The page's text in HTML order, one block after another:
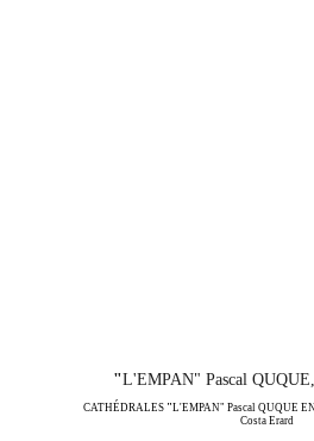
"L'EMPAN" Pascal
CATHÉDRALES "L'EMPAN" Pascal QUQUE
Costa Erard